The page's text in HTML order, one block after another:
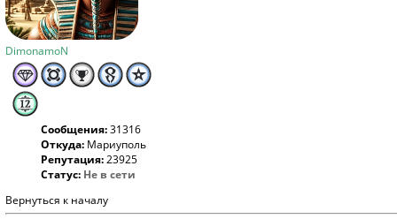
DimonamoN
Сообщения:31316
Откуда: Мариуполь
Репутация:23925
Статус: Не в сети
Вернуться к началу